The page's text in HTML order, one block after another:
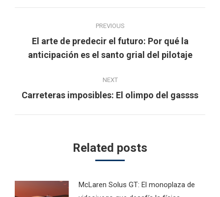
navigation
PREVIOUS
Previous
post:
El arte de predecir el futuro: Por qué la
anticipación es el santo grial del pilotaje
NEXT
Next
Carreteras imposibles: El olimpo del gassss
Related posts
McLaren Solus GT: El monoplaza de